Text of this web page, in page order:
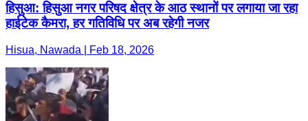
हिसुआ: हिसुआ नगर परिषद क्षेत्र के आठ स्थानों पर लगाया जा रहा
हाईटेक कैमरा, हर गतिविधि पर अब रहेगी नजर
Hisua, Nawada | Feb 18, 2026